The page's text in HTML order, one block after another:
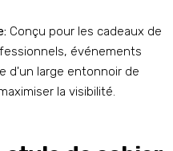
Conçu pour les cadeaux de
événements
d'un large entonnoir de
la visibilité.